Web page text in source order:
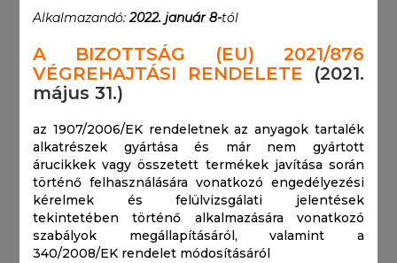
Alkalmazandó:2022. január 8-tól
A BIZOTTSÁG (EU) 2021/876
VÉGREHAJTÁSI RENDELETE (2021.
május 31.)
az 1907/2006/EK rendeletnek az anyagok tartalék
alkatrészek gyártása és már nem gyártott
árucikkek vagy összetett termékek javítása során
történő felhasználására vonatkozó engedélyezési
kérelmek és felülvizsgálati jelentések
tekintetében történő alkalmazására vonatkozó
szabályok megállapításáról, valamint a
340/2008/EK rendelet módosításáról